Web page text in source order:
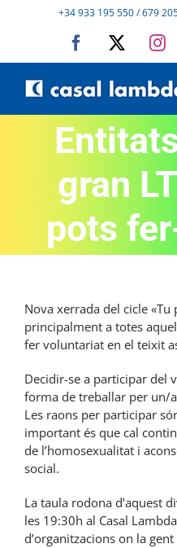
+34 933 195 550 / 679
Facebook
gran
pots
Nova xerrada del cicle
principalment a totes
fer voluntariat en el teixit
Decidir-se a participar del
forma de treballar per un/
Les raons per participar
important és que cal
de l’homosexualitat i
social.
La taula rodona d’aquest
les 19:30h al Casal
d’organitzacions on la